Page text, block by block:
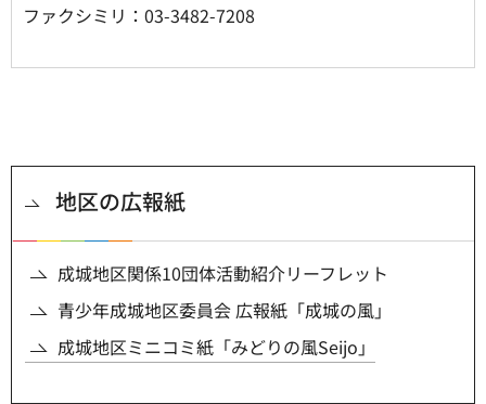
ファクシミリ：03-3482-7208
地区の広報紙
成城地区関係10団体活動紹介リーフレット
青少年成城地区委員会 広報紙「成城の風」
成城地区ミニコミ紙「みどりの風Seijo」